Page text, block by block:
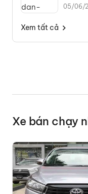
05/06/
Xem tất cả
Xe bán chạy